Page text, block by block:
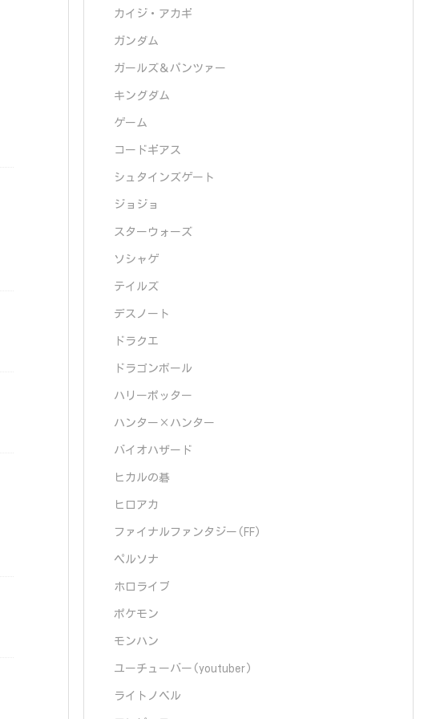
カイジ・アカギ
ガンダム
ガールズ＆パンツァー
キングダム
ゲーム
コードギアス
シュタインズゲート
ジョジョ
スターウォーズ
ソシャゲ
テイルズ
デスノート
ドラクエ
ドラゴンボール
ハリーポッター
ハンター×ハンター
バイオハザード
ヒカルの碁
ヒロアカ
ファイナルファンタジー(FF)
ペルソナ
ホロライブ
ポケモン
モンハン
ユーチューバー(youtuber)
ライトノベル